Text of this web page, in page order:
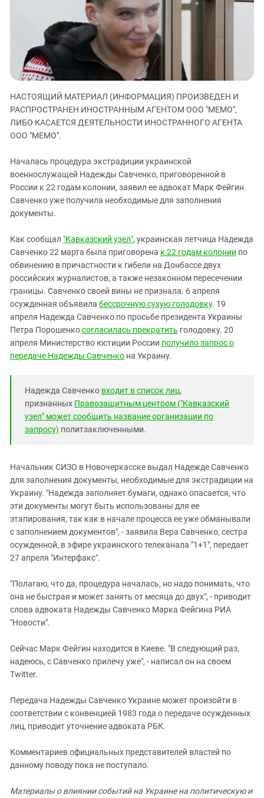
ЗАСТАВЛЯЕТ
КАВКАЗ ЗА ПАЛЕСТИНУ
ИНАКОМЫСЛИЕ В ЧЕЧНЕ
ПРЕСЛЕДОВАНИЕ АКТИВИСТОВ
МОБИЛИЗАЦИЯ И ПРОТЕСТЫ
Ингушетия
Кабардино-Балкария
Калмыкия
Карачаево-Черкесия
Краснодарский край
Нагорный Карабах
Российская Федерация
Северная Осетия - Алания
СКФО
Ставропольский край
Южная Осетия
Южный Кавказ
ЮФО
НАСТОЯЩИЙ МАТЕРИАЛ (ИНФОРМАЦИЯ) ПРОИЗВЕДЕН И
РАСПРОСТРАНЕН ИНОСТРАННЫМ АГЕНТОМ ООО "МЕМО",
ЛИБО КАСАЕТСЯ ДЕЯТЕЛЬНОСТИ ИНОСТРАННОГО АГЕНТА
ООО "МЕМО".
Началась процедура экстрадиции украинской
военнослужащей Надежды Савченко, приговоренной в
России к 22 годам колонии, заявил ее адвокат Марк Фейгин.
Савченко уже получила необходимые для заполнения
документы.
Как сообщал "Кавказский узел", украинская летчица Надежда
Савченко 22 марта была приговорена к 22 годам колонии по
обвинению в причастности к гибели на Донбассе двух
российских журналистов, а также незаконном пересечении
границы. Савченко своей вины не признала. 6 апреля
осужденная объявила бессрочную сухую голодовку. 19
апреля Надежда Савченко по просьбе президента Украины
Петра Порошенкосогласилась прекратить голодовку. 20
апреля Министерство юстиции России получило запрос о
передаче Надежды Савченко на Украину.
Надежда Савченко входит в список лиц,
признанных Правозащитным центром ("Кавказский
узел" может сообщить название организации по
запросу) политзаключенными.
Начальник СИЗО в Новочеркасске выдал Надежде Савченко
для заполнения документы, необходимые для экстрадиции на
Украину. "Надежда заполняет бумаги, однако опасается, что
эти документы могут быть использованы для ее
этапирования, так как в начале процесса ее уже обманывали
с заполнением документов", - заявила Вера Савченко, сестра
осужденной, в эфире украинского телеканала "1+1", передает
27 апреля "Интерфакс".
"Полагаю, что да, процедура началась, но надо понимать, что
она не быстрая и может занять от месяца до двух", - приводит
слова адвоката Надежды Савченко Марка Фейгина РИА
"Новости".
Сейчас Марк Фейгин находится в Киеве. "В следующий раз,
надеюсь, с Савченко прилечу уже", - написал он на своем
Twitter.
Передача Надежды Савченко Украине может произойти в
соответствии с конвенцией 1983 года о передаче осужденных
лиц, приводит уточнение адвоката РБК.
Комментариев официальных представителей властей по
данному поводу пока не поступало.
Материалы о влиянии событий на Украине на политическую и